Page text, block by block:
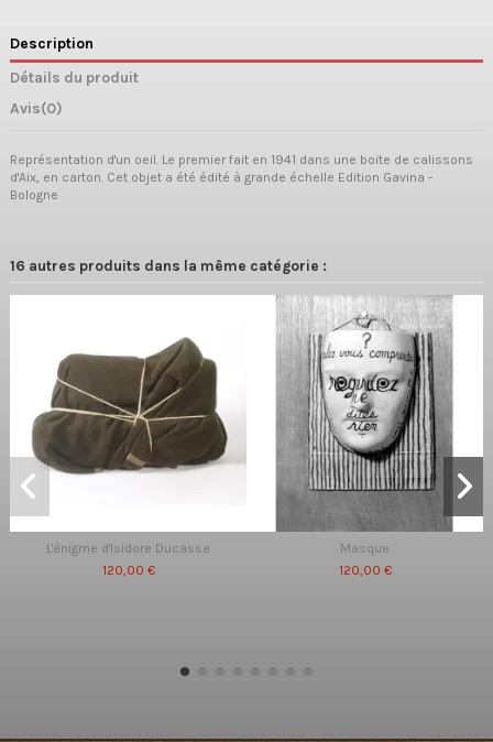
Description
Détails du produit
Avis(0)
Représentation d'un oeil. Le premier fait en 1941 dans une boite de calissons
d'Aix, en carton. Cet objet a été édité à grande échelle Edition Gavina -
Bologne
16 autres produits dans la même catégorie :
L'énigme d'Isidore Ducasse
120,00 €
Masque
120,00 €